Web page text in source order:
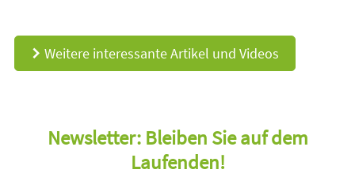
d Weitere interessante Artikel und Videos
Newsletter: Bleiben Sie auf dem
Laufenden!